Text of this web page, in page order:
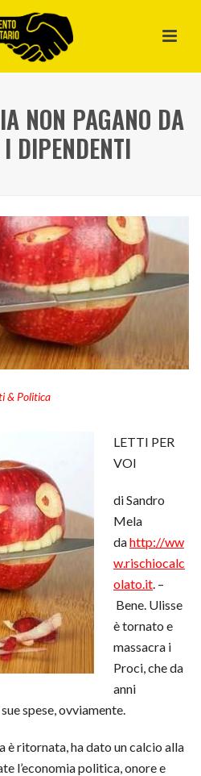
NON PAGANO DA
DIPENDENTI
& Politica
LETTI PER
VOI
di Sandro
Mela
dahttp://ww
w.rischiocalc
olato.it . –
Bene. Ulisse
è tornato e
massacra i
Proci, che da
anni
spese, ovviamente.
è ritornata, ha dato un calcio alla
l’economia politica, onore e